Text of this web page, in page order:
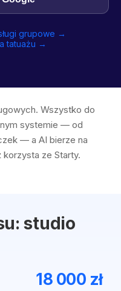
grupowe →
tatuażu →
Wszystko do
systemie — od
— a AI bierze na
korzysta ze Starty.
studio
18 000 zł